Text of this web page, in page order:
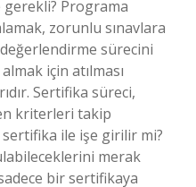
Programa
zorunlu sınavlara
sürecini
için atılması
Sertifika süreci,
kriterleri takip
ile işe girilir mi?
merak
bir sertifikaya